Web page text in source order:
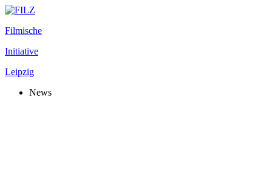
Filmische
Initiative
Leipzig
News